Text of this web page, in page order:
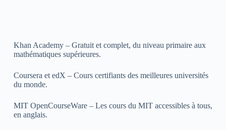
Khan Academy – Gratuit et complet, du niveau primaire aux
mathématiques supérieures.
Coursera et edX – Cours certifiants des meilleures universités
du monde.
MIT OpenCourseWare – Les cours du MIT accessibles à tous,
en anglais.